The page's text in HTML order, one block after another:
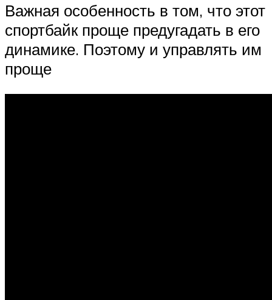
Важная особенность в том, что этот
спортбайк проще предугадать в его
динамике. Поэтому и управлять им
проще